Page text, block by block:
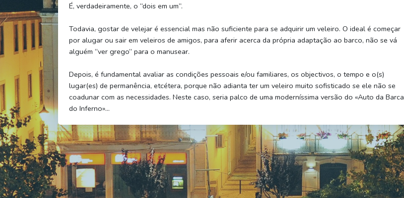
É, verdadeiramente, o “dois em um”.
Todavia, gostar de velejar é essencial mas não suficiente para se adquirir um veleiro. O ideal é começar
por alugar ou sair em veleiros de amigos, para aferir acerca da própria adaptação ao barco, não se vá
alguém “ver grego” para o manusear.
Depois, é fundamental avaliar as condições pessoais e/ou familiares, os objectivos, o tempo e o(s)
lugar(es) de permanência, etcétera, porque não adianta ter um veleiro muito sofisticado se ele não se
coadunar com as necessidades. Neste caso, seria palco de uma moderníssima versão do «Auto da Barca
do Inferno»…